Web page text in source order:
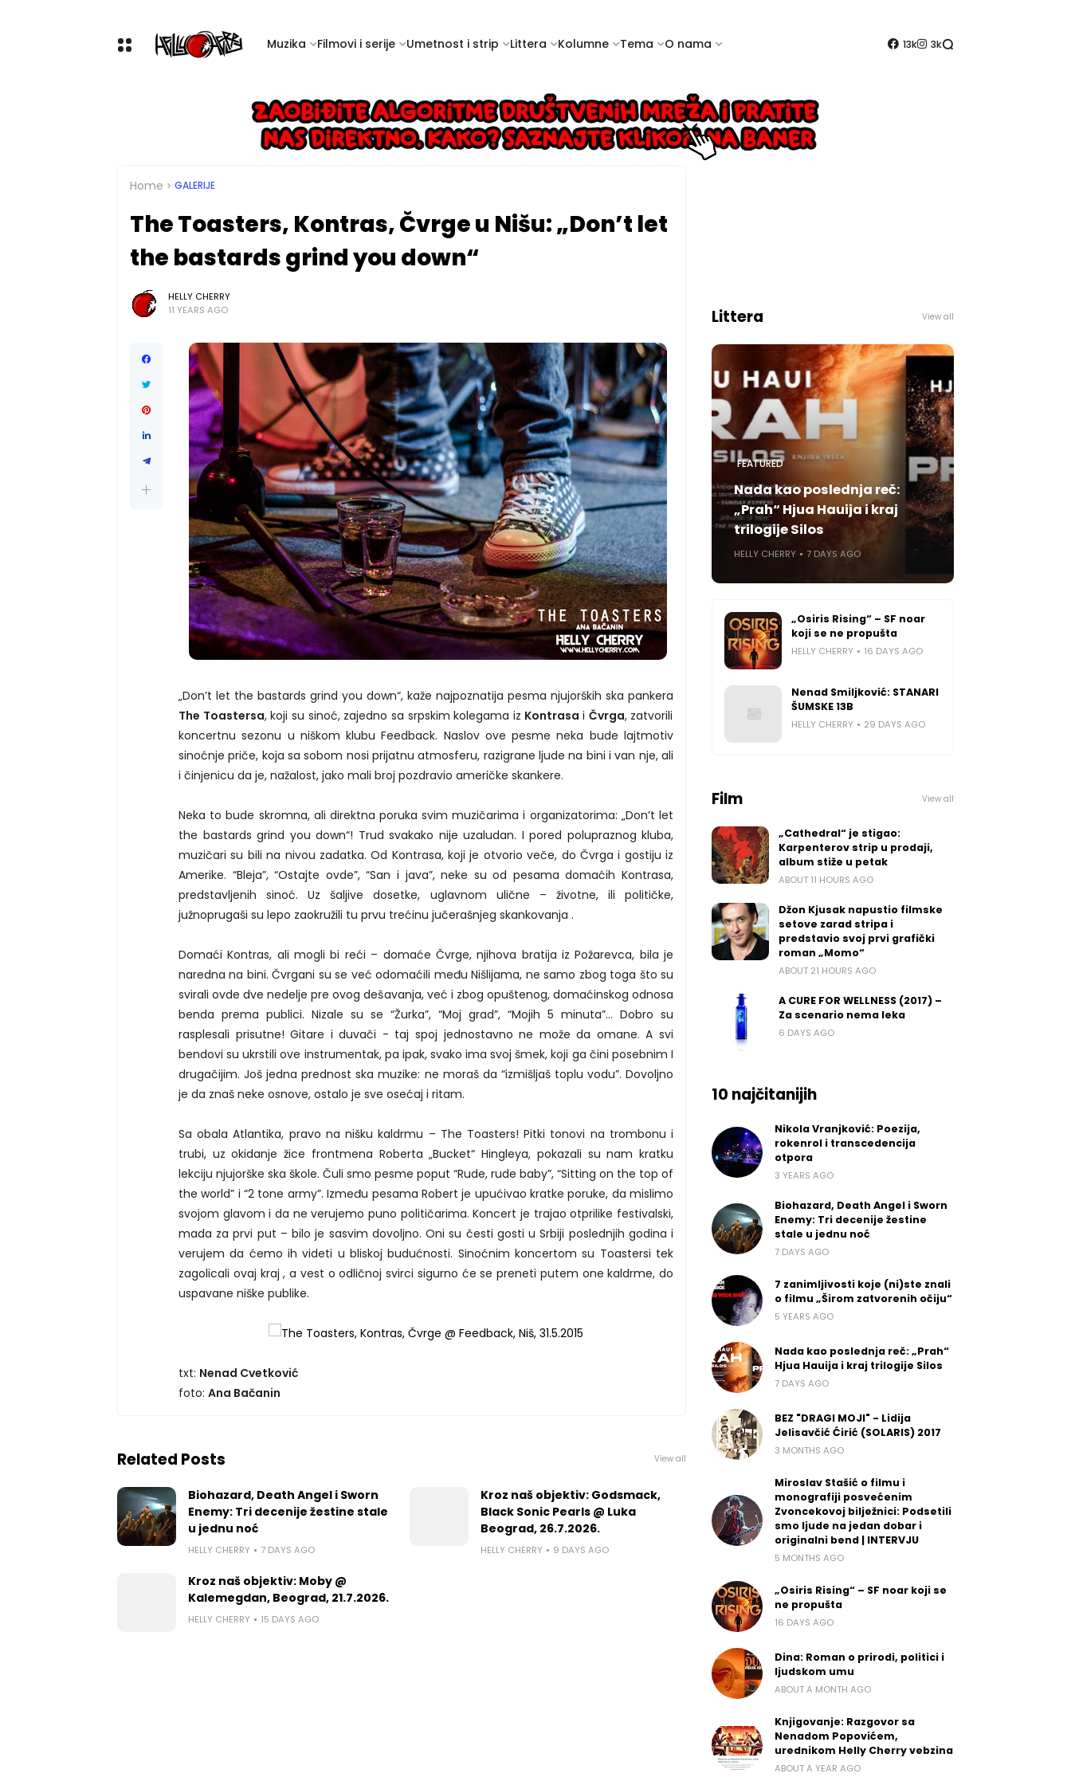
Muzika Filmovi i serije Umetnost i strip Littera Kolumne Tema O nama 13k 3k
Home GALERIJE
The Toasters, Kontras, Čvrge u Nišu: „Don’t let
the bastards grind you down“
HELLY CHERRY
11 YEARS AGO
„Don’t let the bastards grind you down“, kaže najpoznatija pesma njujorških ska pankera
The Toastersa, koji su sinoć, zajedno sa srpskim kolegama iz Kontrasai Čvrga, zatvorili
koncertnu sezonu u niškom klubu Feedback. Naslov ove pesme neka bude lajtmotiv
sinoćnje priče, koja sa sobom nosi prijatnu atmosferu, razigrane ljude na bini i van nje, ali
i činjenicu da je, nažalost, jako mali broj pozdravio američke skankere.
Neka to bude skromna, ali direktna poruka svim muzičarima i organizatorima: „Don’t let
the bastards grind you down“! Trud svakako nije uzaludan. I pored polupraznog kluba,
muzičari su bili na nivou zadatka. Od Kontrasa, koji je otvorio veče, do Čvrga i gostiju iz
Amerike. “Bleja”, “Ostajte ovde”, “San i java”, neke su od pesama domaćih Kontrasa,
predstavljenih sinoć. Uz šaljive dosetke, uglavnom ulične – životne, ili političke,
južnoprugaši su lepo zaokružili tu prvu trećinu jučerašnjeg skankovanja .
Domaći Kontras, ali mogli bi reći – domaće Čvrge, njihova bratija iz Požarevca, bila je
naredna na bini. Čvrgani su se već odomaćili među Nišlijama, ne samo zbog toga što su
svirali ovde dve nedelje pre ovog dešavanja, već i zbog opuštenog, domaćinskog odnosa
benda prema publici. Nizale su se “Žurka”, “Moj grad”, “Mojih 5 minuta”… Dobro su
rasplesali prisutne! Gitare i duvači - taj spoj jednostavno ne može da omane. A svi
bendovi su ukrstili ove instrumentak, pa ipak, svako ima svoj šmek, koji ga čini posebnim I
drugačijim. Još jedna prednost ska muzike: ne moraš da “izmišljaš toplu vodu”. Dovoljno
je da znaš neke osnove, ostalo je sve osećaj i ritam.
Sa obala Atlantika, pravo na nišku kaldrmu – The Toasters! Pitki tonovi na trombonu i
trubi, uz okidanje žice frontmena Roberta „Bucket“ Hingleya, pokazali su nam kratku
lekciju njujorške ska škole. Čuli smo pesme poput “Rude, rude baby”, “Sitting on the top of
the world” i “2 tone army”. Između pesama Robert je upućivao kratke poruke, da mislimo
svojom glavom i da ne verujemo puno političarima. Koncert je trajao otprilike festivalski,
mada za prvi put – bilo je sasvim dovoljno. Oni su česti gosti u Srbiji poslednjih godina i
verujem da ćemo ih videti u bliskoj budućnosti. Sinoćnim koncertom su Toastersi tek
zagolicali ovaj kraj , a vest o odličnoj svirci sigurno će se preneti putem one kaldrme, do
uspavane niške publike.
txt: Nenad Cvetković
foto: Ana Bačanin
Related Posts View all
Biohazard, Death Angel i Sworn
Enemy: Tri decenije žestine stale
u jednu noć
HELLY CHERRY 7 DAYS AGO
Kroz naš objektiv: Godsmack,
Black Sonic Pearls @ Luka
Beograd, 26.7.2026.
HELLY CHERRY 9 DAYS AGO
Kroz naš objektiv: Moby @
Kalemegdan, Beograd, 21.7.2026.
HELLY CHERRY 15 DAYS AGO
Littera View all
FEATURED
Nada kao poslednja reč:
„Prah“ Hjua Hauija i kraj
trilogije Silos
HELLY CHERRY 7 DAYS AGO
„Osiris Rising“ – SF noar
koji se ne propušta
HELLY CHERRY 16 DAYS AGO
Nenad Smiljković: STANARI
ŠUMSKE 13B
HELLY CHERRY 29 DAYS AGO
Film View all
„Cathedral“ je stigao:
Karpenterov strip u prodaji,
album stiže u petak
ABOUT 11 HOURS AGO
Džon Kjusak napustio filmske
setove zarad stripa i
predstavio svoj prvi grafički
roman „Momo“
ABOUT 21 HOURS AGO
A CURE FOR WELLNESS (2017) –
Za scenario nema leka
6 DAYS AGO
10 najčitanijih
Nikola Vranjković: Poezija,
rokenrol i transcedencija
otpora
3 YEARS AGO
Biohazard, Death Angel i Sworn
Enemy: Tri decenije žestine
stale u jednu noć
7 DAYS AGO
7 zanimljivosti koje (ni)ste znali
o filmu „Širom zatvorenih očiju“
5 YEARS AGO
Nada kao poslednja reč: „Prah“
Hjua Hauija i kraj trilogije Silos
7 DAYS AGO
BEZ "DRAGI MOJI" - Lidija
Jelisavčić Ćirić (SOLARIS) 2017
3 MONTHS AGO
Miroslav Stašić o filmu i
monografiji posvećenim
Zvoncekovoj bilježnici: Podsetili
smo ljude na jedan dobar i
originalni bend | INTERVJU
5 MONTHS AGO
„Osiris Rising“ – SF noar koji se
ne propušta
16 DAYS AGO
Dina: Roman o prirodi, politici i
ljudskom umu
ABOUT A MONTH AGO
Knjigovanje: Razgovor sa
Nenadom Popovićem,
urednikom Helly Cherry vebzina
ABOUT A YEAR AGO